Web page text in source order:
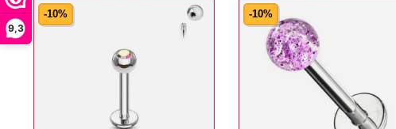
9,3
-10% -10%